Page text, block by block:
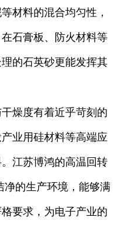
材料的混合均匀性，
石膏板、防火材料等
的石英砂更能发挥其
燥度有着近乎苛刻的
业用硅材料等高端应
江苏博鸿的高温回转
净的生产环境，能够满
要求，为电子产业的